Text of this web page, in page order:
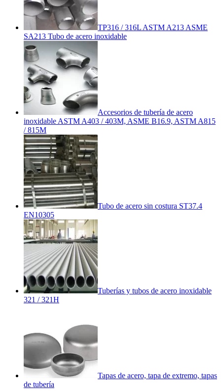
TP316 / 316L ASTM A213 ASME
SA213 Tubo de acero inoxidable
Accesorios de tubería de acero
inoxidable ASTM A403 / 403M, ASME B16.9, ASTM A815
/ 815M
Tubo de acero sin costura ST37.4
EN10305
Tuberías y tubos de acero inoxidable
321 / 321H
Tapas de acero, tapa de extremo, tapas
de tubería